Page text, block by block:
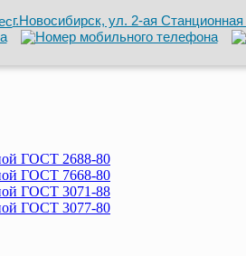
г.Новосибирск, ул. 2-ая Станционная
ГОСТ 2688-80
ГОСТ 7668-80
ГОСТ 3071-88
ГОСТ 3077-80